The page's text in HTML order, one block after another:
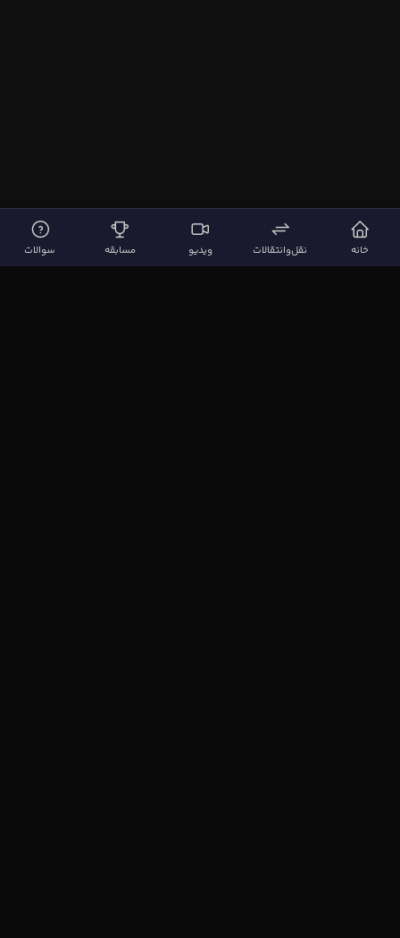
خانه نقل‌وانتقالات ویدیو مسابقه سوالات